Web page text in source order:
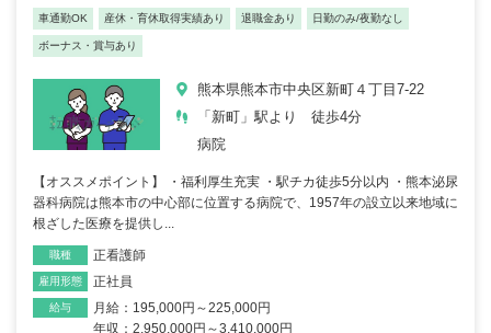
車通勤OK 産休・育休取得実績あり 退職金あり 日勤のみ/夜勤なし
ボーナス・賞与あり
熊本県熊本市中央区新町４丁目7-22
「新町」駅より 徒歩4分
病院
【オススメポイント】 ・福利厚生充実 ・駅チカ徒歩5分以内 ・熊本泌尿
器科病院は熊本市の中心部に位置する病院で、1957年の設立以来地域に
根ざした医療を提供し...
職種 正看護師
雇用形態 正社員
給与
月給：195,000円～225,000円
年収：2,950,000円～3,410,000円